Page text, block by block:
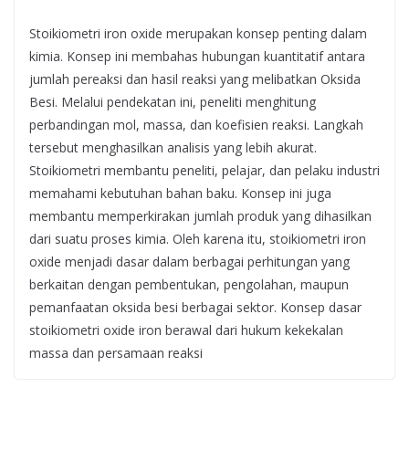
Stoikiometri iron oxide merupakan konsep penting dalam
kimia. Konsep ini membahas hubungan kuantitatif antara
jumlah pereaksi dan hasil reaksi yang melibatkan Oksida
Besi. Melalui pendekatan ini, peneliti menghitung
perbandingan mol, massa, dan koefisien reaksi. Langkah
tersebut menghasilkan analisis yang lebih akurat.
Stoikiometri membantu peneliti, pelajar, dan pelaku industri
memahami kebutuhan bahan baku. Konsep ini juga
membantu memperkirakan jumlah produk yang dihasilkan
dari suatu proses kimia. Oleh karena itu, stoikiometri iron
oxide menjadi dasar dalam berbagai perhitungan yang
berkaitan dengan pembentukan, pengolahan, maupun
pemanfaatan oksida besi berbagai sektor. Konsep dasar
stoikiometri oxide iron berawal dari hukum kekekalan
massa dan persamaan reaksi